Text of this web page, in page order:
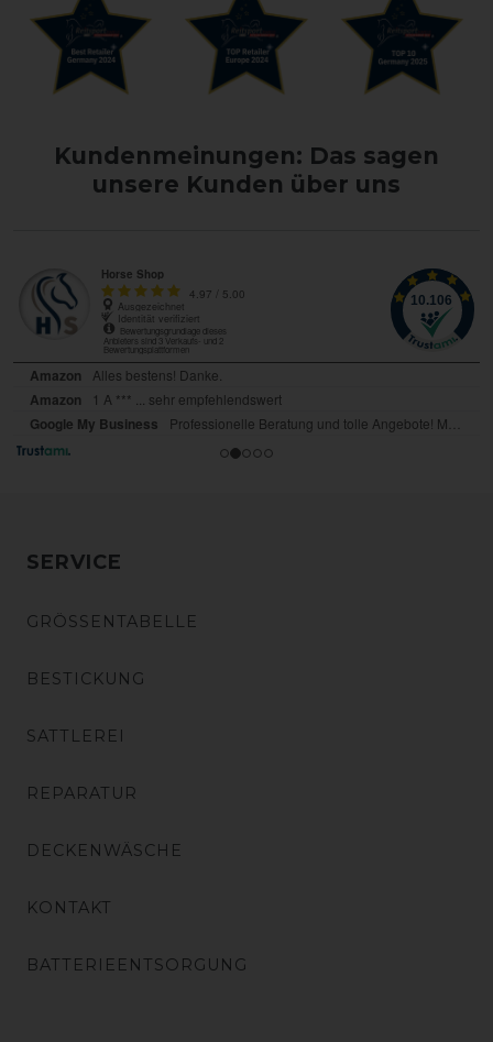
Kundenmeinungen: Das sagen
unsere Kunden über uns
SERVICE
GRÖSSENTABELLE
BESTICKUNG
SATTLEREI
REPARATUR
DECKENWÄSCHE
KONTAKT
BATTERIEENTSORGUNG